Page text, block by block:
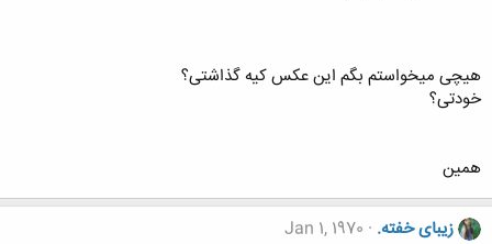
هیچی میخواستم بگم این عکس کیه گذاشتی؟
خودتی؟
همین
زیبای خفته. Jan 1, 1970